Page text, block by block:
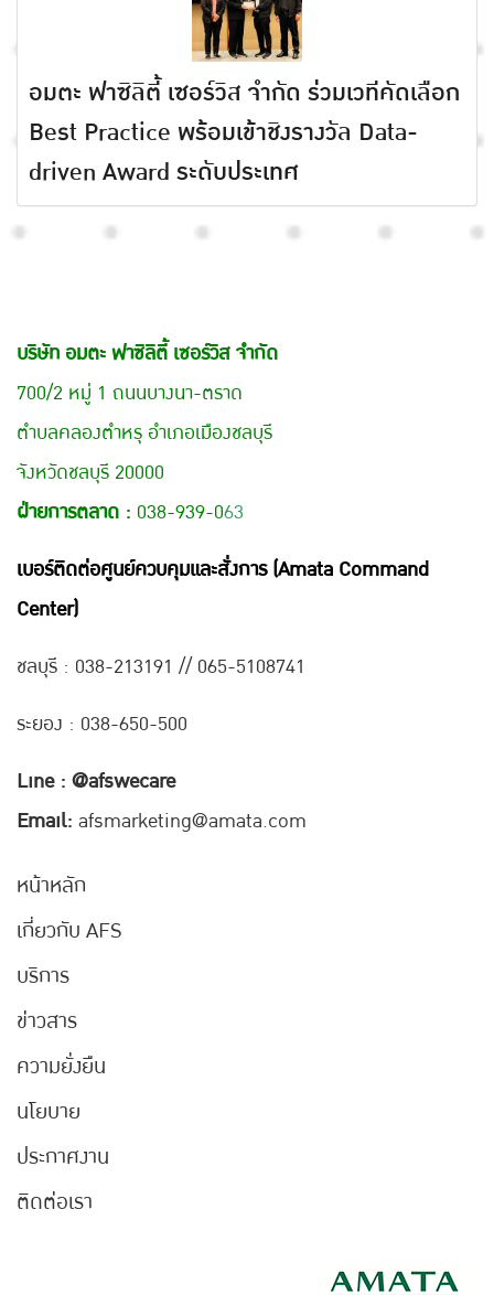
อมตะ ฟาซิลิตี้ เซอร์วิส จำกัด ร่วมเวทีคัดเลือก
Best Practice พร้อมเข้าชิงรางวัล Data-
driven Award ระดับประเทศ
บริษัท อมตะ ฟาซิลิตี้ เซอร์วิส จำกัด
700/2 หมู่ 1 ถนนบางนา-ตราด
ตำบลคลองตำหรุ อำเภอเมืองชลบุรี
จังหวัดชลบุรี 20000
ฝ่ายการตลาด : 038-939-063
เบอร์ติดต่อศูนย์ควบคุมและสั่งการ (Amata Command
Center)
ชลบุรี : 038-213191 // 065-5108741
ระยอง : 038-650-500
Line : @afswecare
Email: afsmarketing@amata.com
หน้าหลัก
เกี่ยวกับ AFS
บริการ
ข่าวสาร
ความยั่งยืน
นโยบาย
ประกาศงาน
ติดต่อเรา